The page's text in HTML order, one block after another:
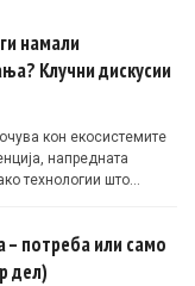
намали
Клучни дискусии
кон екосистемите
напредната
технологии што
потреба или само
дел)